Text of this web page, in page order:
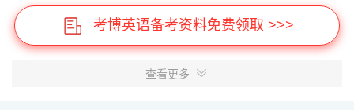
考博英语备考资料免费领取 >>>
查看更多